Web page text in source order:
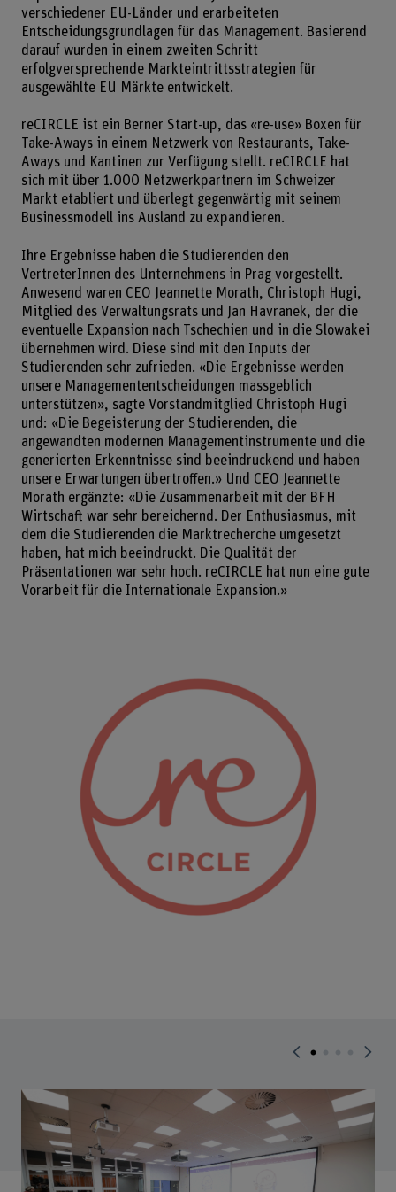
verschiedener EU-Länder und erarbeiteten
Entscheidungsgrundlagen für das Management. Basierend
darauf wurden in einem zweiten Schritt
erfolgversprechende Markteintrittsstrategien für
ausgewählte EU Märkte entwickelt.
reCIRCLE ist ein Berner Start-up, das «re-use» Boxen für
Take-Aways in einem Netzwerk von Restaurants, Take-
Aways und Kantinen zur Verfügung stellt. reCIRCLE hat
sich mit über 1.000 Netzwerkpartnern im Schweizer
Markt etabliert und überlegt gegenwärtig mit seinem
Businessmodell ins Ausland zu expandieren.
Ihre Ergebnisse haben die Studierenden den
VertreterInnen des Unternehmens in Prag vorgestellt.
Anwesend waren CEO Jeannette Morath, Christoph Hugi,
Mitglied des Verwaltungsrats und Jan Havranek, der die
eventuelle Expansion nach Tschechien und in die Slowakei
übernehmen wird. Diese sind mit den Inputs der
Studierenden sehr zufrieden. «Die Ergebnisse werden
unsere Managemententscheidungen massgeblich
unterstützen», sagte Vorstandmitglied Christoph Hugi
und: «Die Begeisterung der Studierenden, die
angewandten modernen Managementinstrumente und die
generierten Erkenntnisse sind beeindruckend und haben
unsere Erwartungen übertroffen.» Und CEO Jeannette
Morath ergänzte: «Die Zusammenarbeit mit der BFH
Wirtschaft war sehr bereichernd. Der Enthusiasmus, mit
dem die Studierenden die Marktrecherche umgesetzt
haben, hat mich beeindruckt. Die Qualität der
Präsentationen war sehr hoch. reCIRCLE hat nun eine gute
Vorarbeit für die Internationale Expansion.»